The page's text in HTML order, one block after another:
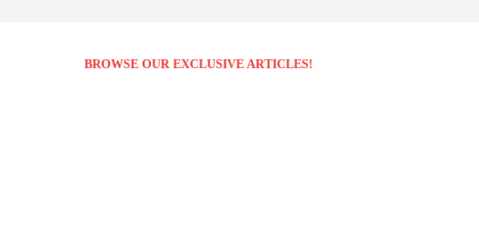
BROWSE OUR EXCLUSIVE ARTICLES!